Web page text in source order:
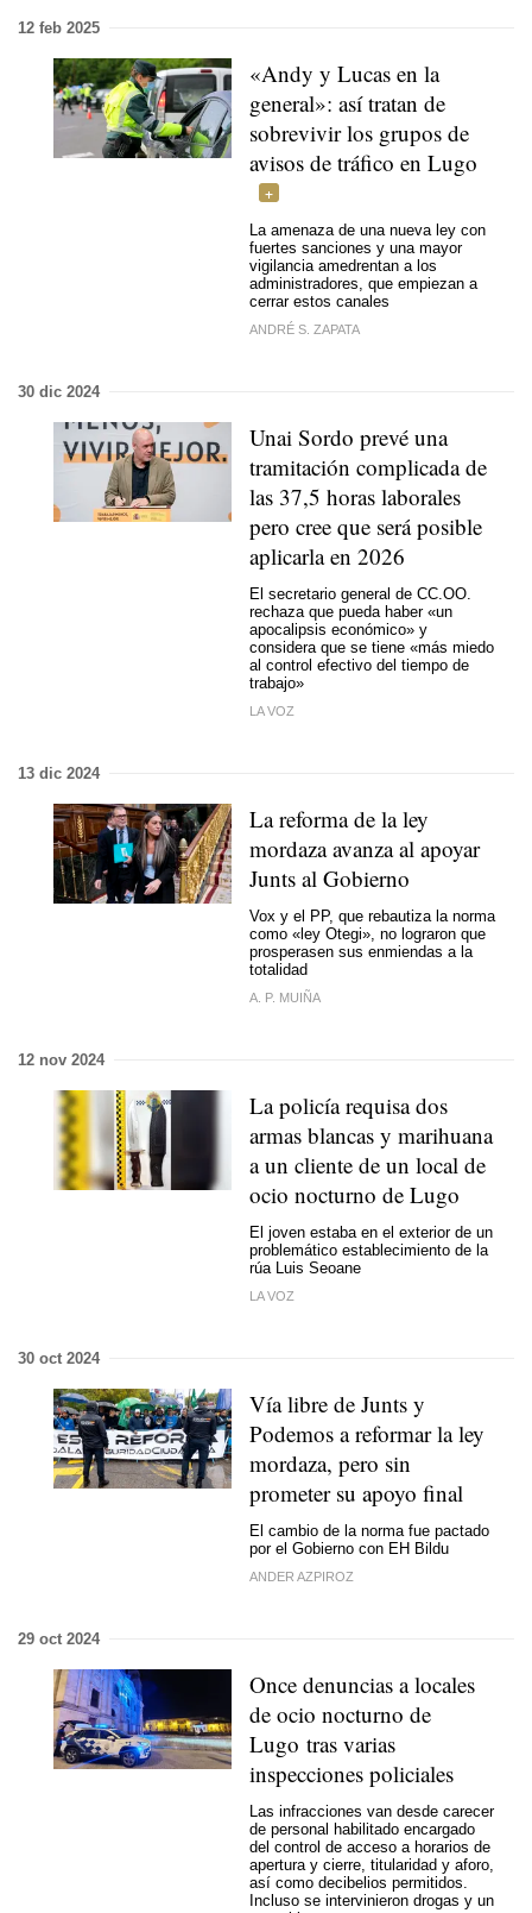
12 feb 2025
«Andy y Lucas en la
general»: así tratan de
sobrevivir los grupos de
avisos de tráfico en Lugo
La amenaza de una nueva ley con
fuertes sanciones y una mayor
vigilancia amedrentan a los
administradores, que empiezan a
cerrar estos canales
ANDRÉ S. ZAPATA
30 dic 2024
Unai Sordo prevé una
tramitación complicada de
las 37,5 horas laborales
pero cree que será posible
aplicarla en 2026
El secretario general de CC.OO.
rechaza que pueda haber «un
apocalipsis económico» y
considera que se tiene «más miedo
al control efectivo del tiempo de
trabajo»
LA VOZ
13 dic 2024
La reforma de la ley
mordaza avanza al apoyar
Junts al Gobierno
Vox y el PP, que rebautiza la norma
como «ley Otegi», no lograron que
prosperasen sus enmiendas a la
totalidad
A. P. MUIÑA
12 nov 2024
La policía requisa dos
armas blancas y marihuana
a un cliente de un local de
ocio nocturno de Lugo
El joven estaba en el exterior de un
problemático establecimiento de la
rúa Luis Seoane
LA VOZ
30 oct 2024
Vía libre de Junts y
Podemos a reformar la ley
mordaza, pero sin
prometer su apoyo final
El cambio de la norma fue pactado
por el Gobierno con EH Bildu
ANDER AZPIROZ
29 oct 2024
Once denuncias a locales
de ocio nocturno de
Lugo tras varias
inspecciones policiales
Las infracciones van desde carecer
de personal habilitado encargado
del control de acceso a horarios de
apertura y cierre, titularidad y aforo,
así como decibelios permitidos.
Incluso se intervinieron drogas y un